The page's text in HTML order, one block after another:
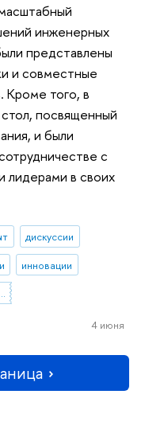
инженерных
представлены
и совместные
того, в
посвященный
и были
с
лидерами в своих
дискуссии
инновации
Московский институт электроники и математики им. А.Н. Тихонова
4 июня